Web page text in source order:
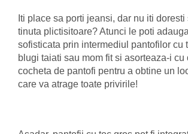
Iti place sa porti jeansi, dar nu iti doresti
tinuta plictisitoare? Atunci le poti
sofisticata prin intermediul pantofilor cu
blugi taiati sau mom fit si asorteaza-i cu
cocheta de pantofi pentru a obtine un
care va atrage toate privirile!